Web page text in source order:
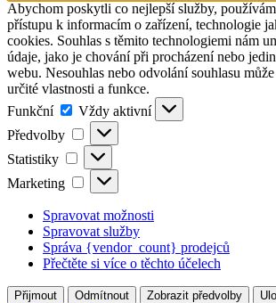
Abychom poskytli co nejlepší služby,
přístupu k informacím o zařízení, technologie
cookies. Souhlas s těmito technologiemi nám
údaje, jako je chování při procházení nebo
webu. Nesouhlas nebo odvolání souhlasu
určité vlastnosti a funkce.
Funkční
Funkční
Vždy aktivní
Předvolby
Předvolby
Statistiky Statistiky
Marketing Marketing
Spravovat možnosti
Spravovat služby
Správa {vendor_count} prodejců
Přečtěte si více o těchto účelech
Přijmout Odmítnout Zobrazit předvolby